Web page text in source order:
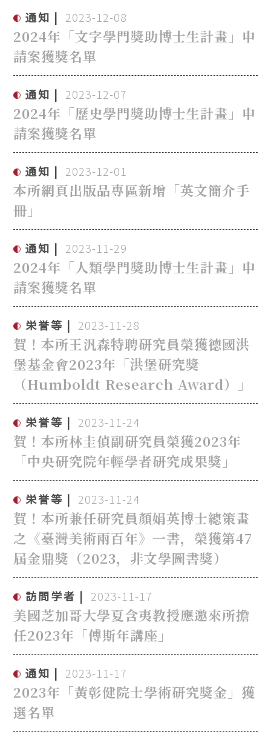
通知 2023-12-08
2024年「文字學門獎助博士生計畫」申
請案獲獎名單
通知 2023-12-07
2024年「歷史學門獎助博士生計畫」申
請案獲獎名單
通知 2023-12-01
本所網頁出版品專區新增「英文簡介手
冊」
通知 2023-11-29
2024年「人類學門獎助博士生計畫」申
請案獲獎名單
栄誉等 2023-11-28
賀！本所王汎森特聘研究員榮獲德國洪
堡基金會2023年「洪堡研究獎
（Humboldt Research Award）」
栄誉等 2023-11-24
賀！本所林圭偵副研究員榮獲2023年
「中央研究院年輕學者研究成果獎」
栄誉等 2023-11-24
賀！本所兼任研究員顏娟英博士總策畫
之《臺灣美術兩百年》一書，榮獲第47
屆金鼎獎（2023，非文學圖書獎）
訪問学者 2023-11-17
美國芝加哥大學夏含夷教授應邀來所擔
任2023年「傅斯年講座」
通知 2023-11-17
2023年「黃彰健院士學術研究獎金」獲
選名單